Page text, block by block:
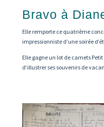
Bravo à
Elle remporte ce quatrième
impressionniste d’une soirée
Elle gagne un lot de carnets
d’illustrer ses souvenirs de